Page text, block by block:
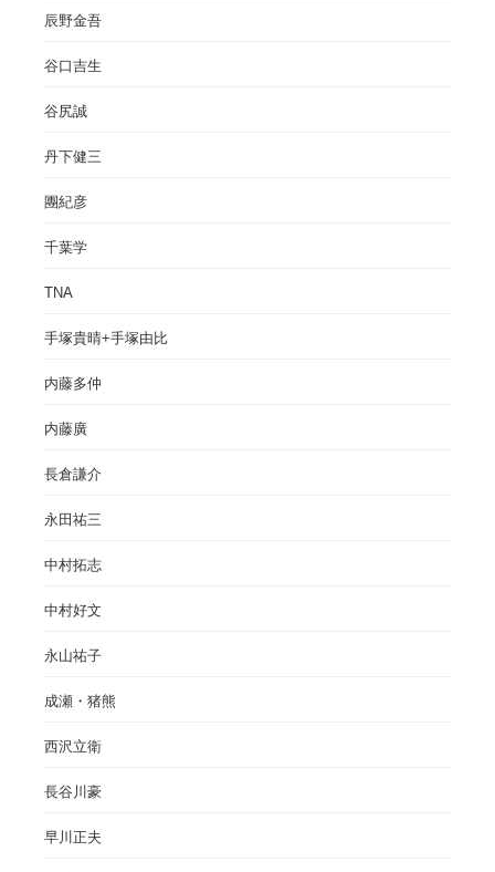
辰野金吾
谷口吉生
谷尻誠
丹下健三
團紀彦
千葉学
TNA
手塚貴晴+手塚由比
内藤多仲
内藤廣
長倉謙介
永田祐三
中村拓志
中村好文
永山祐子
成瀬・猪熊
西沢立衛
長谷川豪
早川正夫